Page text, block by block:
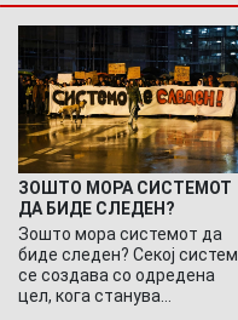
ЗОШТО МОРА СИСТЕМОТ
ДА БИДЕ СЛЕДЕН?
Зошто мора системот да
биде следен? Секој систем
се создава со одредена
цел, кога станува…